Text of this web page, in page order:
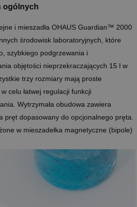
ogólnych
i mieszadła OHAUS Guardian™ 2000
środowisk laboratoryjnych, które
szybkiego podgrzewania i
objętości nieprzekraczających 15 l w
trzy rozmiary mają proste
celu łatwej regulacji funkcji
Wytrzymała obudowa zawiera
pręt dopasowany do opcjonalnego pręta.
w mieszadełka magnetyczne (bipole)